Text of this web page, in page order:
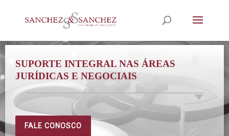
SUPORTE INTEGRAL NAS ÁREAS
JURÍDICAS E NEGOCIAIS
FALE CONOSCO